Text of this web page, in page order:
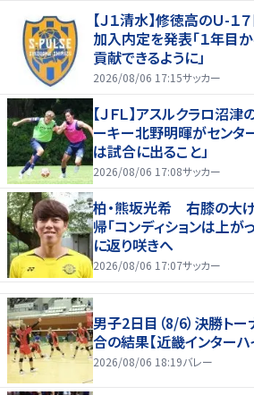
【Ｊ１清水】修徳高のＵ-
加入内定を発表「１年目
貢献できるように」
2026/08/06 17:15サッカー
【ＪＦＬ】アスルクラロ沼
ーキー北野明暉がセンタ
は試合に出ること」
2026/08/06 17:08サッカー
柏・熊坂光希 右膝の大
帰「コンディションは上が
に返り咲きへ
2026/08/06 17:07サッカー
男子2日目（8/6）決勝ト
合の結果【近畿インターハ
2026/08/06 18:19バレー